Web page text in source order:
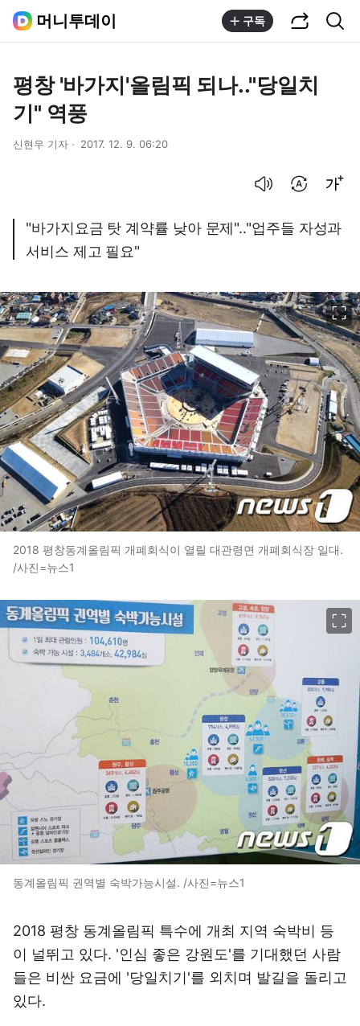
머니투데이 구독
평창 '바가지'올림픽 되나.."당일치
기" 역풍
신현우 기자 2017. 12. 9. 06:20
"바가지요금 탓 계약률 낮아 문제".."업주들 자성과
서비스 제고 필요"
2018 평창동계올림픽 개폐회식이 열릴 대관령면 개폐회식장 일대.
/사진=뉴스1
동계올림픽 권역별 숙박가능시설. /사진=뉴스1
2018 평창 동계올림픽 특수에 개최 지역 숙박비 등
이 널뛰고 있다. '인심 좋은 강원도'를 기대했던 사람
들은 비싼 요금에 '당일치기'를 외치며 발길을 돌리고
있다.